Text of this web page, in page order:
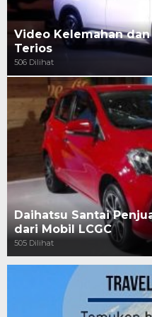
Video Kelemahan
Terios
506 Dilihat
Daihatsu Santai
dari Mobil LCGC
505 Dilihat